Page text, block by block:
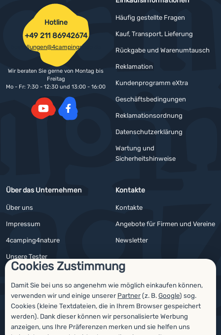
Cookies Zustimmung
Damit Sie bei uns so angenehm wie möglich einkaufen können,
verwenden wir und einige unserer Partner(z. B.Google) sog.
Cookies (kleine Textdateien, die in Ihrem Browser gespeichert
werden). Dank dieser können wir personalisierte Werbung
anzeigen, uns Ihre Präferenzen merken und sie helfen uns
Häufig gestellte Fragen
Kauf, Transport, Lieferung
Rückgabe und Warenumtausch
Reklamation
Kundenprogramm eXtra
Geschäftsbedingungen
Reklamationsordnung
Datenschutzerklärung
Wartung und
Sicherheitshinweise
Über das Unternehmen
Über uns
Impressum
4camping4nature
Unsere Tester
Kontakte
Kontakte
Angebote für Firmen und Vereine
Newsletter
Hotline
+49 211 86942674
bestellungen@4campingshop.de
Wir beraten Sie gerne von Montag bis
Freitag
Mo - Fr: 7:30 - 12:30 und 13:00 - 16:00
Auszeichnungen